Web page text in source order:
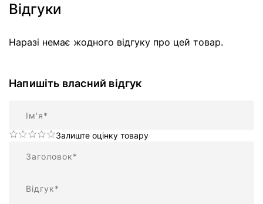
Відгуки
Наразі немає жодного відгуку про цей товар.
Напишіть власний відгук
Залиште оцінку товару